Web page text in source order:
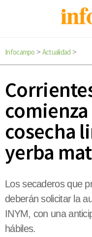
Infocampo > Actualidad >
cosecha
yerba
Los secaderos que
deberán solicitar la
INYM, con una
hábiles.